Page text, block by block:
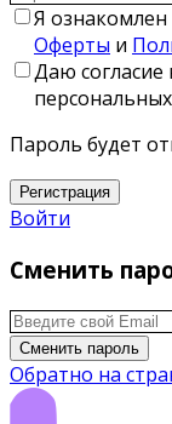
Я
Оферты и
Даю согласие
Пароль будет
Регистрация
Войти
Сменить
Сменить пароль
Обратно на